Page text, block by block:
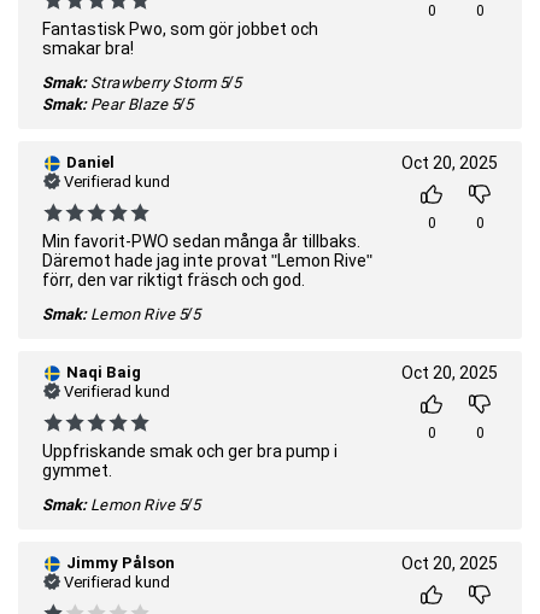
Fantastisk Pwo, som gör jobbet och
smakar bra!
Smak: Strawberry Storm 5/5
Smak: Pear Blaze 5/5
0 0
Daniel
Verifierad kund
Min favorit-PWO sedan många år tillbaks.
Däremot hade jag inte provat "Lemon Rive"
förr, den var riktigt fräsch och god.
Smak: Lemon Rive 5/5
Oct 20, 2025
0 0
Naqi Baig
Verifierad kund
Uppfriskande smak och ger bra pump i
gymmet.
Smak: Lemon Rive 5/5
Oct 20, 2025
0 0
Jimmy Pålson
Verifierad kund
Oct 20, 2025